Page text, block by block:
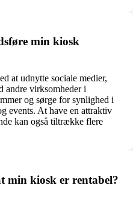
min kiosk
at udnytte sociale medier,
andre virksomheder i
og sørge for synlighed i
events. At have en attraktiv
kan også tiltrække flere
min kiosk er rentabel?